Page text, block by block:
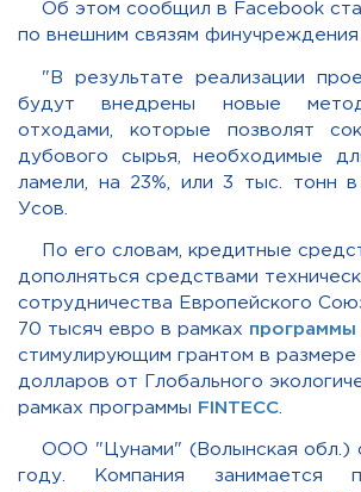
Об этом сообщил в Facebook
по внешним связям финучреждения
"В результате реализации
будут внедрены новые
отходами, которые позволят
дубового сырья, необходимые
ламели, на 23%, или 3 тыс. тонн
Усов.
По его словам, кредитные
дополняться средствами
сотрудничества Европейского
70 тысяч евро в рамках программы
стимулирующим грантом в размере
долларов от Глобального
рамках программы
FINTECC
ООО "Цунами" (Волынская обл.)
году. Компания занимается